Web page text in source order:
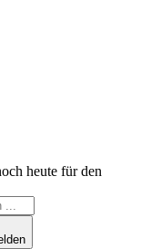
heute für den